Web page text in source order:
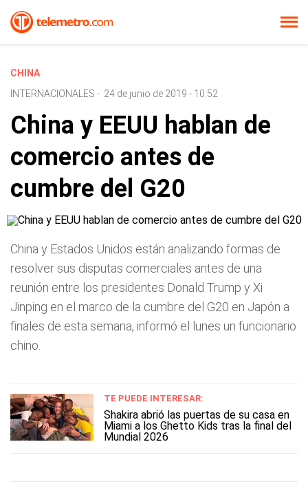
CHINA
INTERNACIONALES - 24 de junio de 2019 - 10:52
China y EEUU hablan de
comercio antes de
cumbre del G20
China y Estados Unidos están analizando formas de
resolver sus disputas comerciales antes de una
reunión entre los presidentes Donald Trump y Xi
Jinping en el marco de la cumbre del G20 en Japón a
finales de esta semana, informó el lunes un funcionario
chino.
TE PUEDE INTERESAR:
Shakira abrió las puertas de su casa en
Miami a los Ghetto Kids tras la final del
Mundial 2026